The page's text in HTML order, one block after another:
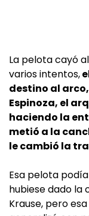
La pelota cayó
varios intentos,
destino al
Espinoza, el
haciendo la
metió a la
le cambió la
Esa pelota
hubiese dado la
Krause, pero